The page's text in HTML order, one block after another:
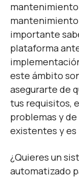
importante
plataforma
este ámbito
asegurarte de
tus requisitos,
problemas y
existentes y
¿Quieres un
automatizado